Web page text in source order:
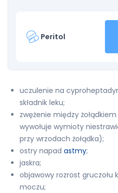
Peritol
uczulenie na
składnik leku;
zwężenie między
wywołuje wymioty
przy wrzodach żołądka);
ostry napad astmy;
jaskra;
objawowy rozrost gruczołu
moczu;